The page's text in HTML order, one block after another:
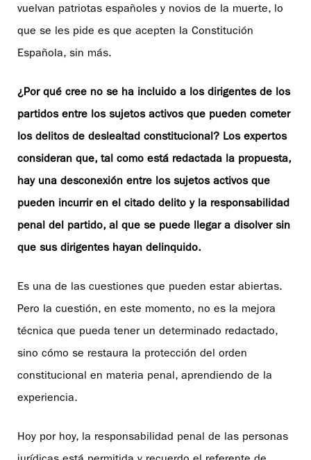
vuelvan patriotas españoles y novios de la muerte, lo
que se les pide es que acepten la Constitución
Española, sin más.
¿Por qué cree no se ha incluido a los dirigentes de los
partidos entre los sujetos activos que pueden cometer
los delitos de deslealtad constitucional? Los expertos
consideran que, tal como está redactada la propuesta,
hay una desconexión entre los sujetos activos que
pueden incurrir en el citado delito y la responsabilidad
penal del partido, al que se puede llegar a disolver sin
que sus dirigentes hayan delinquido.
Es una de las cuestiones que pueden estar abiertas.
Pero la cuestión, en este momento, no es la mejora
técnica que pueda tener un determinado redactado,
sino cómo se restaura la protección del orden
constitucional en materia penal, aprendiendo de la
experiencia.
Hoy por hoy, la responsabilidad penal de las personas